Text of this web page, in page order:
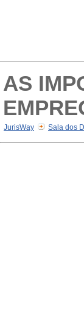
AS
JurisWay Sala dos